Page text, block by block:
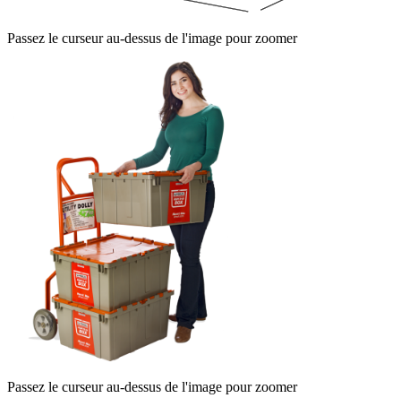
Passez le curseur au-dessus de l'image pour zoomer
Passez le curseur au-dessus de l'image pour zoomer